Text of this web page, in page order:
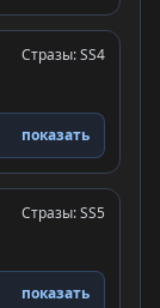
Стразы: SS4
показать
Стразы: SS5
показать